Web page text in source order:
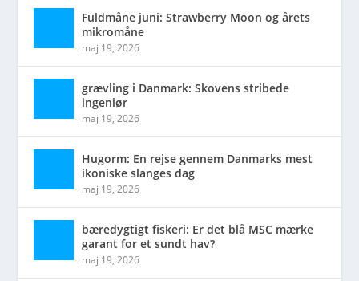
Fuldmåne juni: Strawberry Moon og årets
mikromåne
maj 19, 2026
grævling i Danmark: Skovens stribede
ingeniør
maj 19, 2026
Hugorm: En rejse gennem Danmarks mest
ikoniske slanges dag
maj 19, 2026
bæredygtigt fiskeri: Er det blå MSC mærke
garant for et sundt hav?
maj 19, 2026